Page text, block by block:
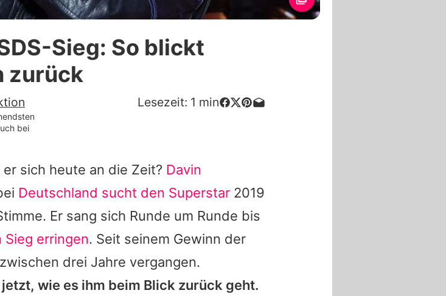
Utiq verwalten
Sieg: So blickt
zurück
Lesezeit: 1 min
bei
sich heute an die Zeit? Davin
Deutschland sucht den Superstar 2019
Er sang sich Runde um Runde bis
Sieg erringen. Seit seinem Gewinn der
drei Jahre vergangen.
wie es ihm beim Blick zurück geht.